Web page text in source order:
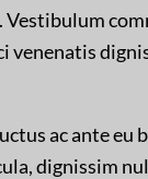
venenatis
ac ante eu
dignissim